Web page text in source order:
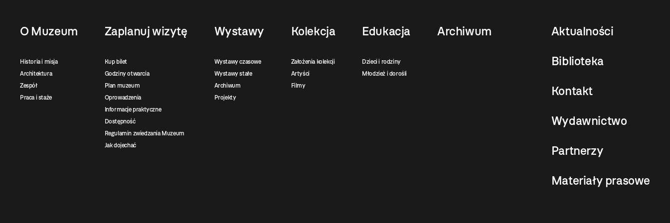
O Muzeum
Historia i misja
Architektura
Zespół
Praca i staże
Zaplanuj wizytę
Kup bilet
Godziny otwarcia
Plan muzeum
Oprowadzenia
Informacje praktyczne
Dostępność
Regulamin zwiedzania Muzeum
Jak dojechać
Wystawy
Wystawy czasowe
Wystawy stałe
Archiwum
Projekty
Kolekcja
Założenia kolekcji
Artyści
Filmy
Edukacja
Dzieci i rodziny
Młodzież i dorośli
Archiwum Aktualności
Biblioteka
Kontakt
Wydawnictwo
Partnerzy
Materiały prasowe